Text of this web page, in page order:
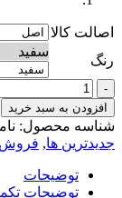
اصالت کالا
رنگ
سفید
شارژر
شیائومی
مدل
67
وات
تربو
با
افزودن به سبد خرید
شناسه محصول:
جدیدترین ها, فروش
توضیحات
توضیحات